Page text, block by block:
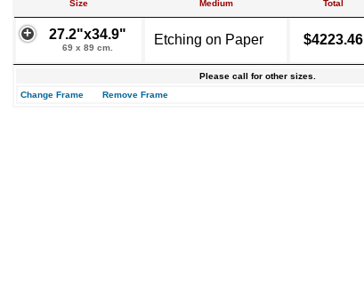
Size Medium Total
27.2"x34.9"
69 x 89 cm.
Etching on Paper $4223.46
Please call for other sizes.
Change Frame
Remove Frame